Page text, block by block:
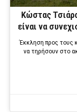
Κώστας
είναι να
Έκκληση προς τους
να τηρήσουν στο